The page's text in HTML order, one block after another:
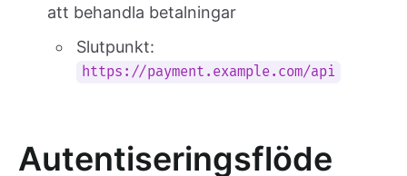
att behandla betalningar
Slutpunkt:
https://payment.example.com/api
Autentiseringsflöde